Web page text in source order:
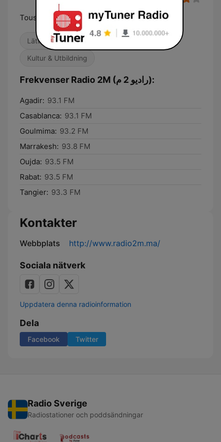
Tous ceux qu'on aime, c'est sur Radio 2M
Lättlyssnat Adult contemporary
Kultur & Utbildning
Frekvenser Radio 2M (راديو 2 م):
Agadir: 93.1 FM
Casablanca: 93.1 FM
Goulmima: 93.2 FM
Marrakesh: 93.8 FM
Oujda: 93.5 FM
Rabat: 93.5 FM
Tangier: 93.3 FM
Kontakter
Webbplats http://www.radio2m.ma/
Sociala nätverk
Uppdatera denna radioinformation
Dela
Facebook Twitter
Radio Sverige
Radiostationer och poddsändningar